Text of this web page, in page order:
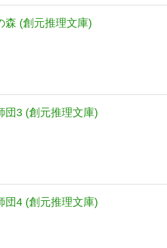
森 (創元推理文庫)
団3 (創元推理文庫)
団4 (創元推理文庫)